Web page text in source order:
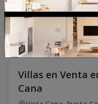
Villas en Venta
Cana